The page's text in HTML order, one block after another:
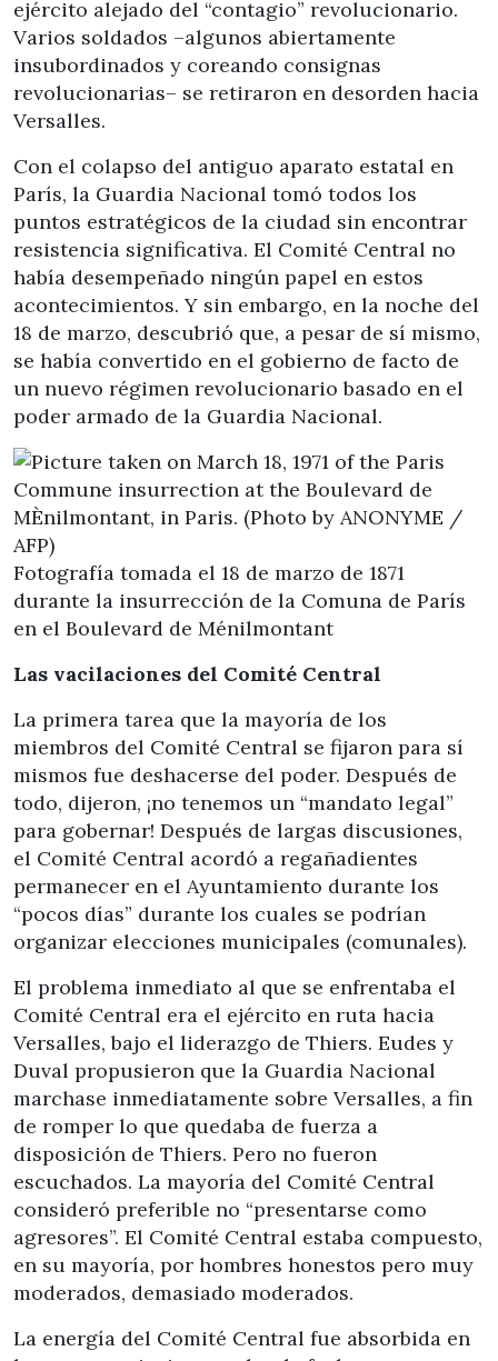
ejército alejado del “contagio” revolucionario.
Varios soldados –algunos abiertamente
insubordinados y coreando consignas
revolucionarias– se retiraron en desorden hacia
Versalles.
Con el colapso del antiguo aparato estatal en
París, la Guardia Nacional tomó todos los
puntos estratégicos de la ciudad sin encontrar
resistencia significativa. El Comité Central no
había desempeñado ningún papel en estos
acontecimientos. Y sin embargo, en la noche del
18 de marzo, descubrió que, a pesar de sí mismo,
se había convertido en el gobierno de facto de
un nuevo régimen revolucionario basado en el
poder armado de la Guardia Nacional.
Fotografía tomada el 18 de marzo de 1871
durante la insurrección de la Comuna de París
en el Boulevard de Ménilmontant
Las vacilaciones del Comité Central
La primera tarea que la mayoría de los
miembros del Comité Central se fijaron para sí
mismos fue deshacerse del poder. Después de
todo, dijeron, ¡no tenemos un “mandato legal”
para gobernar! Después de largas discusiones,
el Comité Central acordó a regañadientes
permanecer en el Ayuntamiento durante los
“pocos días” durante los cuales se podrían
organizar elecciones municipales (comunales).
El problema inmediato al que se enfrentaba el
Comité Central era el ejército en ruta hacia
Versalles, bajo el liderazgo de Thiers. Eudes y
Duval propusieron que la Guardia Nacional
marchase inmediatamente sobre Versalles, a fin
de romper lo que quedaba de fuerza a
disposición de Thiers. Pero no fueron
escuchados. La mayoría del Comité Central
consideró preferible no “presentarse como
agresores”. El Comité Central estaba compuesto,
en su mayoría, por hombres honestos pero muy
moderados, demasiado moderados.
La energía del Comité Central fue absorbida en